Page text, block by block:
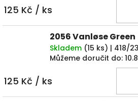
125 Kč / ks
2056 Vanløse Green
Skladem (15 ks) | 418/
Můžeme doručit do:
125 Kč / ks